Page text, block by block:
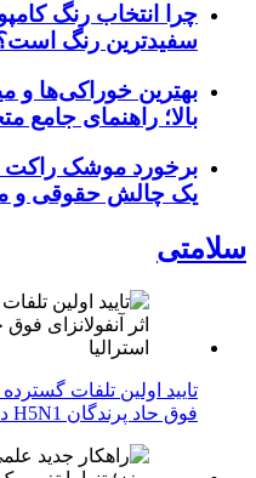
چرا انتخاب رنگ
سفیدترین رنگ
بهترین خوراکی‌ها و
بالا؛ راهنمای جامع
برخورد موشک راکت
یک چالش حقوقی و
سلامتی
تایید اولین تلفات گسترده
فوق حاد پرندگان H5N1 در استرالیا